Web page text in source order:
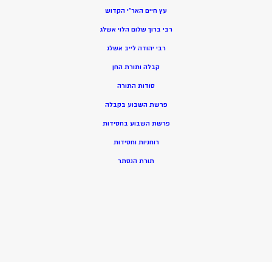
עץ חיים האר”י הקדוש
רבי ברוך שלום הלוי אשלג
רבי יהודה לייב אשלג
קבלה ותורת החן
סודות התורה
פרשת השבוע בקבלה
פרשת השבוע בחסידות
רוחניות וחסידות
תורת הנסתר